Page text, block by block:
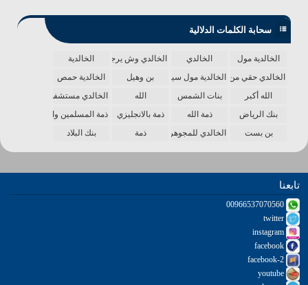
سحابة الكلمات الدلالية
الخالدية مول الخالدي الخالدي وش يرجع
الخالدية
الخالدي حقي من الدنياالخالدية مول سينما بن وهيل
الخالدية حمص
الله أكبر
بنات الشمس الله
الخالدي مستشفى
بنك الرياض
ذمة الله ذمة بالانجليزي
ذمة المسلمين واحدة
بن بست
الخالدي للمجوهرات ذمة بنك البلاد
تابعنا